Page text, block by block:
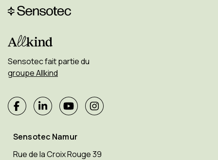
Sensotec fait partie du
groupe Allkind
Sensotec Namur
Rue de la Croix Rouge 39